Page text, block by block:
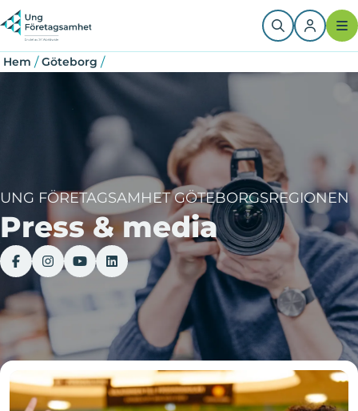
Hoppa
till
huvudinnehåll
Länkstig
Hem / Göteborg /
UNG FÖRETAGSAMHET GÖTEBORGSREGIONEN
Press & media